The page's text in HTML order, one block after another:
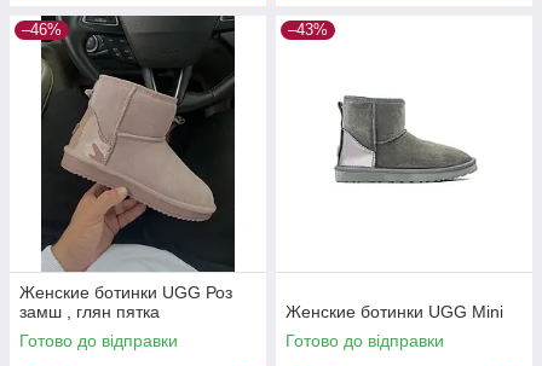
–46%
Женские ботинки UGG Роз
замш , глян пятка
Готово до відправки
–43%
Женские ботинки UGG Mini
Готово до відправки